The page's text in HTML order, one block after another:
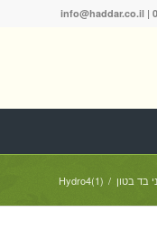
|
info@haddar.co.il
בד בטון /
Hydro4(1)